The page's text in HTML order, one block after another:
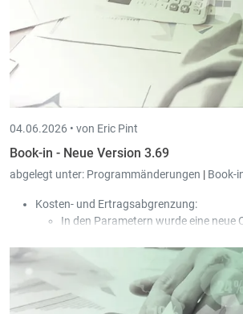
04.06.2026 • von Eric Pint
Book-in - Neue Version 3.69
abgelegt unter: Programmänderungen | Book-
Kosten- und Ertragsabgrenzung:
In den Parametern wurde eine neue
In den Parametern wurde eine neue
Umbuchung pro Periode und
hinzugefügt.
In der Maske der Ein- und